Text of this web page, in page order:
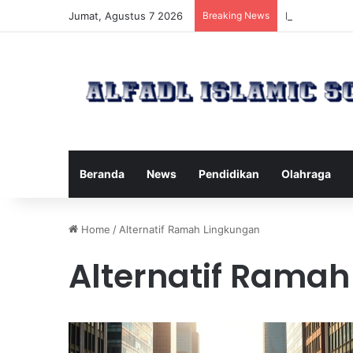
Jumat, Agustus 7 2026 Breaking News Kawanan
Beranda News Pendidikan Olahraga
Home / Alternatif Ramah Lingkungan
Alternatif